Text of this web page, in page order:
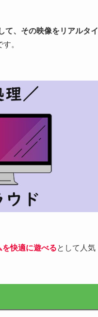
て、その映像をリアルタイ
。
快適に遊べるとして人気